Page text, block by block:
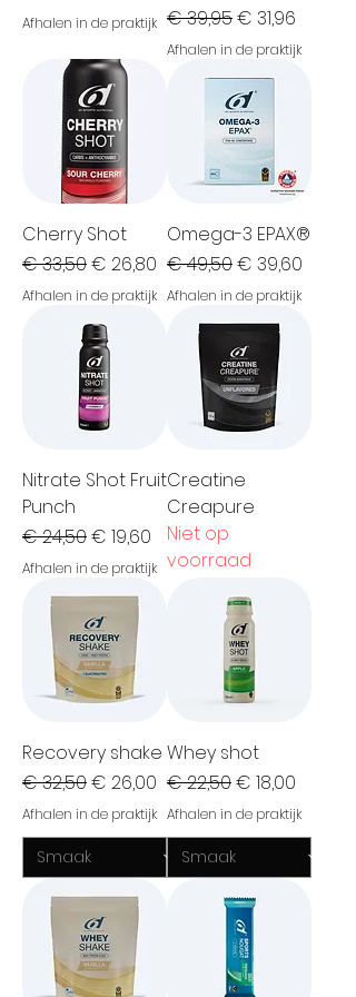
Afhalen in de praktijk Normale prijs
€ 39,95Verkoopprijs
€ 31,96
Afhalen in de praktijk
Cherry Shot
Normale prijs
€ 33,50Verkoopprijs
€ 26,80
Afhalen in de praktijk
Omega-3 EPAX®
Normale prijs
€ 49,50Verkoopprijs
€ 39,60
Afhalen in de praktijk
Nitrate Shot Fruit
Punch
Normale prijs
€ 24,50Verkoopprijs
€ 19,60
Afhalen in de praktijk
Creatine
Creapure
Niet op
voorraad
Recovery shake
Normale prijs
€ 32,50Verkoopprijs
€ 26,00
Afhalen in de praktijk
Whey shot
Normale prijs
€ 22,50Verkoopprijs
€ 18,00
Afhalen in de praktijk